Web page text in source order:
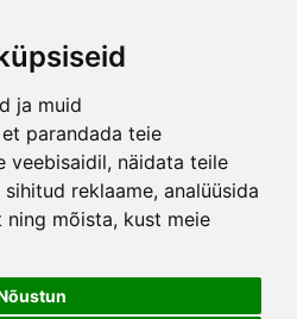
ja muid
parandada teie
veebisaidil, näidata teile
reklaame, analüüsida
mõista, kust meie